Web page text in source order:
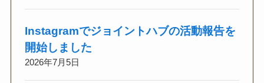
Instagramでジョイントハブの活動報告を
開始しました
2026年7月5日